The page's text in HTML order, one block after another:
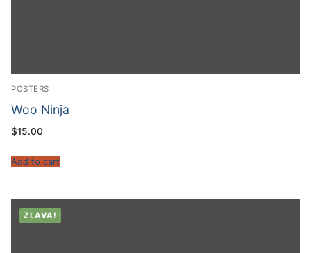
POSTERS
Woo Ninja
$15.00
Add to cart
ZĽAVA!